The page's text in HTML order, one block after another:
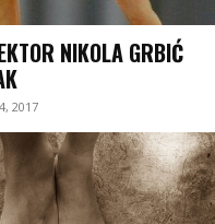
NIKOLA GRBIĆ
2017